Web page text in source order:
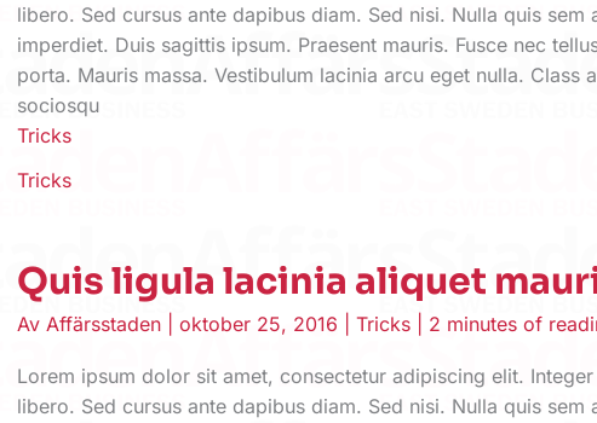
libero. Sed cursus ante dapibus diam. Sed nisi. Nulla quis sem
imperdiet. Duis sagittis ipsum. Praesent mauris. Fusce nec
porta. Mauris massa. Vestibulum lacinia arcu eget nulla. Class
sociosqu
Tricks
Tricks
Quis ligula lacinia aliquet
AvAffärsstaden |oktober 25, 2016 |Tricks 2 minutes of
Lorem ipsum dolor sit amet, consectetur adipiscing elit.
libero. Sed cursus ante dapibus diam. Sed nisi. Nulla quis sem